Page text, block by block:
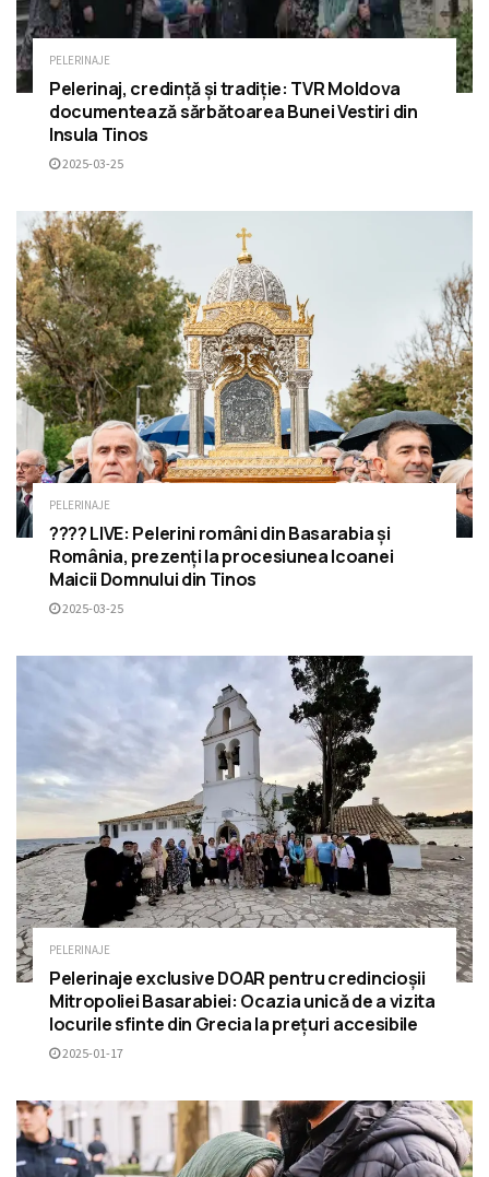
PELERINAJE
Pelerinaj, credință și tradiție: TVR Moldova
documentează sărbătoarea Bunei Vestiri din
Insula Tinos
2025-03-25
PELERINAJE
???? LIVE: Pelerini români din Basarabia și
România, prezenți la procesiunea Icoanei
Maicii Domnului din Tinos
2025-03-25
PELERINAJE
Pelerinaje exclusive DOAR pentru credincioșii
Mitropoliei Basarabiei: Ocazia unică de a vizita
locurile sfinte din Grecia la prețuri accesibile
2025-01-17